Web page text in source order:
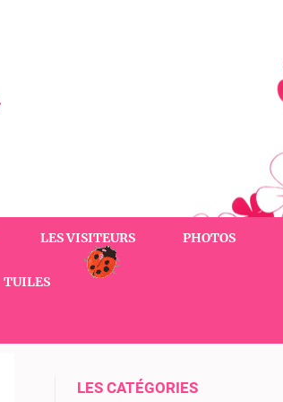
LES VISITEURS PHOTOS
TUILES
LES CATÉGORIES